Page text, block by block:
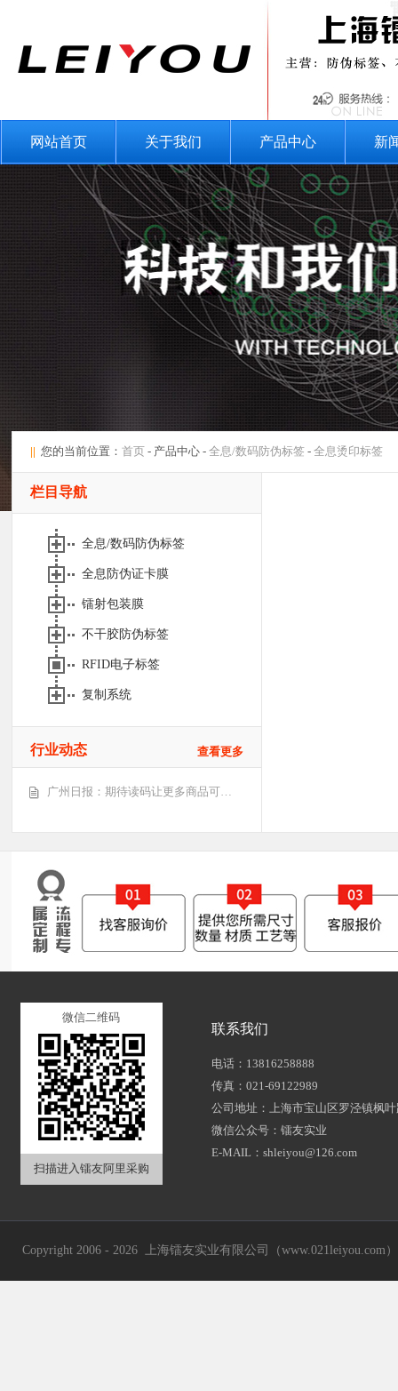
网站首页 关于我们 产品中心 新
|| 您的当前位置： 首页- 产品中心 - 全息/数码防伪标签- 全息烫印标签
栏目导航
全息/数码防伪标签
全息防伪证卡膜
镭射包装膜
不干胶防伪标签
RFID电子标签
复制系统
行业动态 查看更多
广州日报：期待读码让更多商品可…
微信二维码
扫描进入镭友阿里采购
联系我们
电话：13816258888
传真：021-69122989
公司地址：上海市宝山区罗泾镇枫
微信公众号：镭友实业
E-MAIL：shleiyou@126.com
Copyright 2006 - 2026 上海镭友实业有限公司（